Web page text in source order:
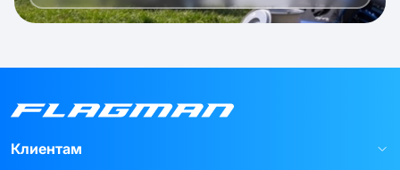
Клиентам